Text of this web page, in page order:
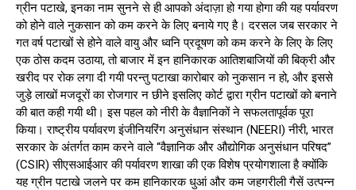
ग्रीन पटाखे, इनका नाम सुनने से ही आपको अंदाज़ा हो गया होगा की यह पर्यावरण
को होने वाले नुकसान को कम करने के लिए बनाये गए है। दरसल जब सरकार ने
गत वर्ष पटाखों से होने वाले वायु और ध्वनि प्रदूषण को कम करने के लिए के लिए
एक ठोस कदम उठाया, तो बाजार में इन हानिकारक आतिशबाजियों की बिक्री और
खरीद पर रोक लगा दी गयी परन्तु पटाखा कारोबार को नुकसान न हो, और इससे
जुड़े लाखों मजदूरों का रोजगार न छीने इसलिए कोर्ट द्वारा ग्रीन पटाखों को बनाने
की बात कही गयी थी। इस पहल को नीरी के वैज्ञानिकों ने सफलतापूर्वक पूरा
किया। राष्ट्रीय पर्यावरण इंजीनियरिंग अनुसंधान संस्थान (NEERI) नीरी, भारत
सरकार के अंतर्गत काम करने वाले “वैज्ञानिक और औद्योगिक अनुसंधान परिषद”
(CSIR) सीएसआईआर की पर्यावरण शाखा की एक विशेष प्रयोगशाला है क्योंकि
यह ग्रीन पटाखे जलने पर कम हानिकारक धुआं और कम जहगरीली गैसें उत्पन्न